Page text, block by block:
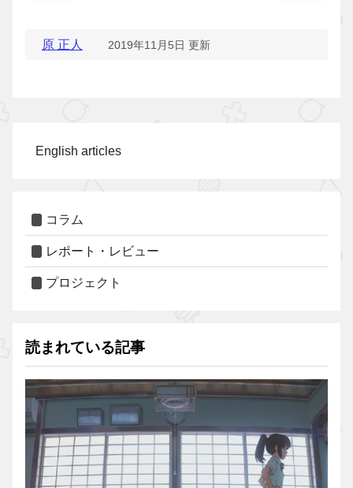
原 正人 2019年11月5日 更新
English articles
コラム
レポート・レビュー
プロジェクト
読まれている記事